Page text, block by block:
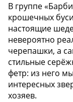
В группе
крошечных
настоящие
невероятно
черепашки, а
стильные
фетр: из него
интересных
хозяев.